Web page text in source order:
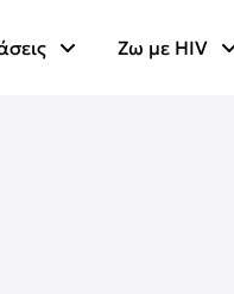
Ζω με HIV